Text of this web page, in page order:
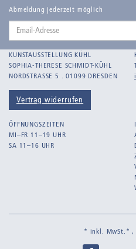
Balden-Wolff, Annemarie
Bankroth, Bernd
Bankroth, Ursula
Barth, Arthur Julius
Bartnig, Horst
Bartzsch, Paul Kurt
Becker, F.
Beckmann, Max
Abmeldung jederzeit möglich
Email-
KUNSTAUSSTELLUNG KÜHL
SOPHIA-THERESE SCHMIDT-KÜHL
NORDSTRASSE 5 . 01099 DRESDEN
Vertrag widerrufen
ÖFFNUNGSZEITEN
MI–FR 11–19 UHR
SA 11–16 UHR
* inkl. MwSt.*